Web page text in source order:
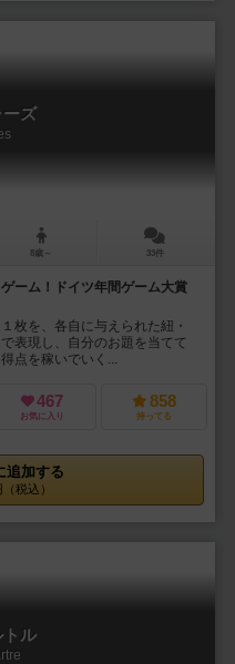
ーズ
8歳～ 33件
ーム！ドイツ年間ゲーム大賞
枚を、各自に与えられた紐・
表現し、自分のお題を当てて
点を稼いでいく...
467
お気に入り
858
持ってる
追加する
税込）
トル